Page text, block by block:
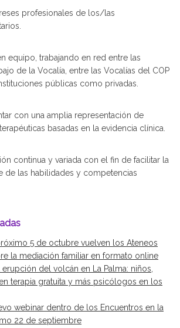
profesionales de los/las
equipo, trabajando en red entre las
de la Vocalía, entre las Vocalías del COP
públicas como privadas.
con una amplia representación de
basadas en la evidencia clínica.
continua y variada con el fin de facilitar la
de las habilidades y competencias
5 de octubre vuelven los Ateneos
la mediación familiar en formato online
del volcán en La Palma: niños,
terapia gratuita y más psicólogos en los
webinar dentro de los Encuentros en la
22 de septiembre